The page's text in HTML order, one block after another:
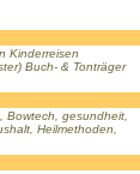
Kinderreisen
Buch- & Tonträger
Bowtech, gesundheit,
Heilmethoden,